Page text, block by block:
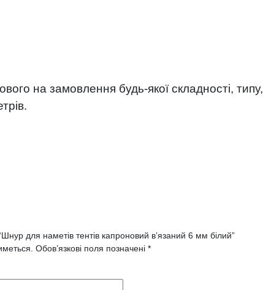
на замовлення будь-якої складності, типу,
для наметів тентів капроновий в’язаний 6 мм білий”
Обов’язкові поля позначені *